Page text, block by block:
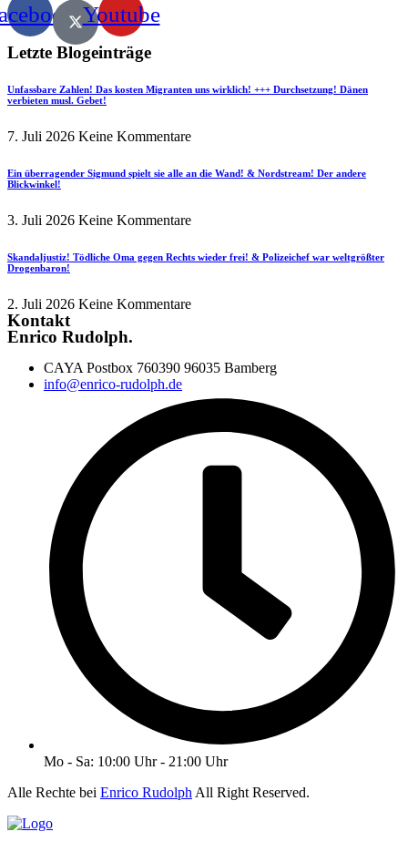
Youtube
Letzte Blogeinträge
Unfassbare Zahlen! Das kosten Migranten uns wirklich! +++ Durchsetzung! Dänen
verbieten musl. Gebet!
7. Juli 2026 Keine Kommentare
Ein überragender Sigmund spielt sie alle an die Wand! & Nordstream! Der andere
Blickwinkel!
3. Juli 2026 Keine Kommentare
Skandaljustiz! Tödliche Oma gegen Rechts wieder frei! & Polizeichef war weltgrößter
Drogenbaron!
2. Juli 2026 Keine Kommentare
Kontakt
Enrico Rudolph.
CAYA Postbox 760390 96035 Bamberg
info@enrico-rudolph.de
Mo - Sa: 10:00 Uhr - 21:00 Uhr
Alle Rechte bei Enrico Rudolph All Right Reserved.